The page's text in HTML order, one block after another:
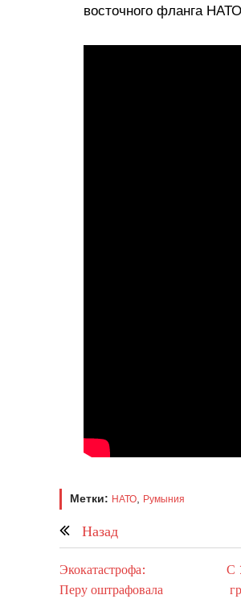
восточного фланга
Метки: НАТО Румыния
Назад
Экокатастрофа:
Перу оштрафовала
С